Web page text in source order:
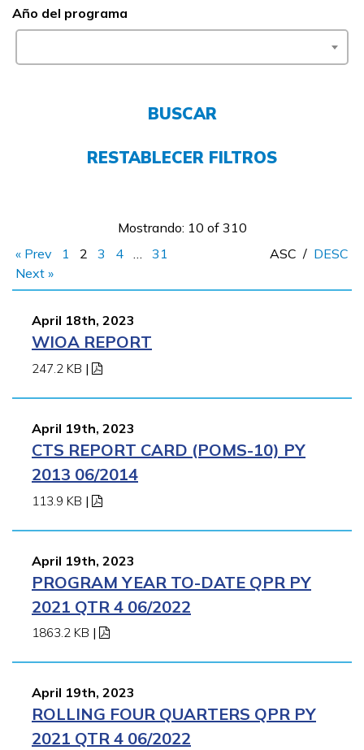
FAQs
Año del programa
BUSCAR
RESTABLECER FILTROS
Mostrando: 10 of 310
« Prev
1 2 3 4 …
31
Next »
ASC / DESC
April 18th, 2023
WIOA REPORT
247.2 KB |
April 19th, 2023
CTS REPORT CARD (POMS-10) PY
2013 06/2014
113.9 KB |
April 19th, 2023
PROGRAM YEAR TO-DATE QPR PY
2021 QTR 4 06/2022
1863.2 KB |
April 19th, 2023
ROLLING FOUR QUARTERS QPR PY
2021 QTR 4 06/2022